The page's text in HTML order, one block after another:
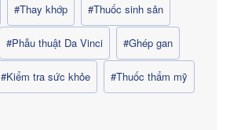
#Thay khớp #Thuốc sinh sản
#Phẫu thuật Da Vinci #Ghép gan
#Kiểm tra sức khỏe #Thuốc thẩm mỹ